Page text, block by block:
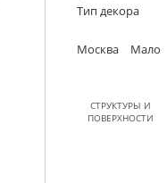
Тип декора
Москва Мало
СТРУКТУРЫ И
ПОВЕРХНОСТИ